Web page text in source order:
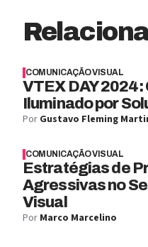
COMUNICAÇÃO VISUAL
VTEX DAY 2024:
Iluminado por
Por Gustavo Fleming
COMUNICAÇÃO VISUAL
Estratégias de
Agressivas no
Visual
Por Marco Marcelino